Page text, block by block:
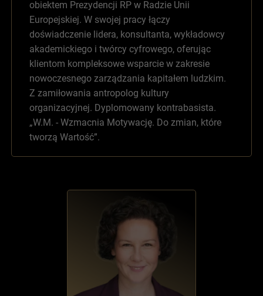
obiektem Prezydencji RP w Radzie Unii
Europejskiej. W swojej pracy łączy
doświadczenie lidera, konsultanta, wykładowcy
akademickiego i twórcy cyfrowego, oferując
klientom kompleksowe wsparcie w zakresie
nowoczesnego zarządzania kapitałem ludzkim.
Z zamiłowania antropolog kultury
organizacyjnej. Dyplomowany kontrabasista.
„W.M. - Wzmacnia Motywację. Do zmian, które
tworzą Wartość”.